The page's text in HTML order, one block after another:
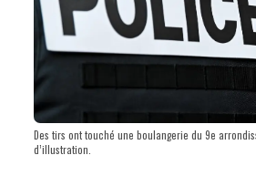
Des tirs ont touché une boulangerie du 9e
d’illustration.